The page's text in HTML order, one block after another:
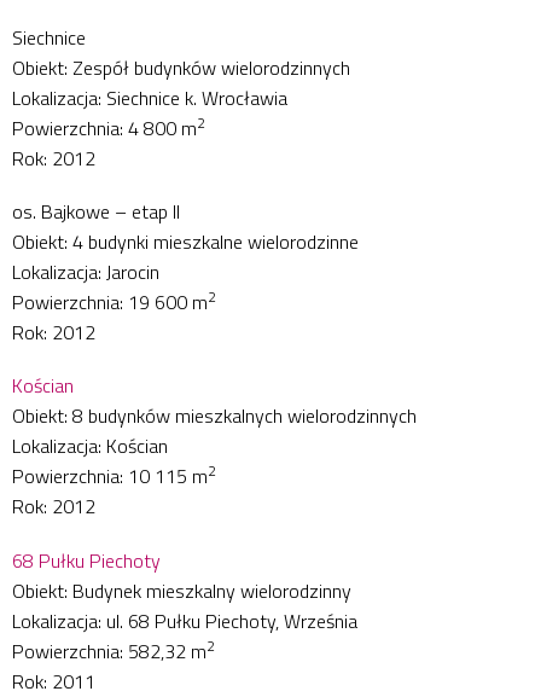
Siechnice
Obiekt: Zespół budynków wielorodzinnych
Lokalizacja: Siechnice k. Wrocławia
Powierzchnia: 4 800 m2
Rok: 2012
os. Bajkowe – etap II
Obiekt: 4 budynki mieszkalne wielorodzinne
Lokalizacja: Jarocin
Powierzchnia: 19 600 m2
Rok: 2012
Kościan
Obiekt: 8 budynków mieszkalnych wielorodzinnych
Lokalizacja: Kościan
Powierzchnia: 10 115 m2
Rok: 2012
68 Pułku Piechoty
Obiekt: Budynek mieszkalny wielorodzinny
Lokalizacja: ul. 68 Pułku Piechoty, Września
Powierzchnia: 582,32 m2
Rok: 2011